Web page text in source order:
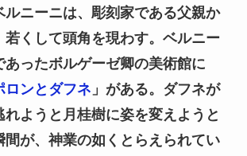
ルニーニは、彫刻家である父親か
若くして頭角を現わす。ベルニー
あったボルゲーゼ卿の美術館に
ロンとダフネ 」がある。ダフネが
ようと月桂樹に姿を変えようと
間が、神業の如くとらえられてい